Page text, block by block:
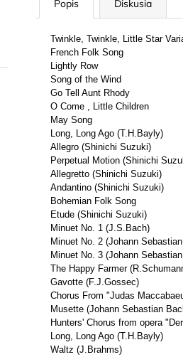
Popis Diskusia
Twinkle, Twinkle, Little Star
French Folk Song
Lightly Row
Song of the Wind
Go Tell Aunt Rhody
O Come , Little Children
May Song
Long, Long Ago (T.H.Bayly)
Allegro (Shinichi Suzuki)
Perpetual Motion (Shinichi
Allegretto (Shinichi Suzuki)
Andantino (Shinichi Suzuki)
Bohemian Folk Song
Etude (Shinichi Suzuki)
Minuet No. 1 (J.S.Bach)
Minuet No. 2 (Johann
Minuet No. 3 (Johann
The Happy Farmer
Gavotte (F.J.Gossec)
Chorus From "Judas
Musette (Johann Sebastian
Hunters' Chorus from opera
Long, Long Ago (T.H.Bayly)
Waltz (J.Brahms)